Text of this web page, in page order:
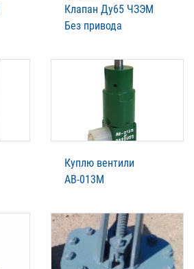
Клапан Ду65 ЧЗЭМ
Без привода
Куплю вентили
АВ-013М